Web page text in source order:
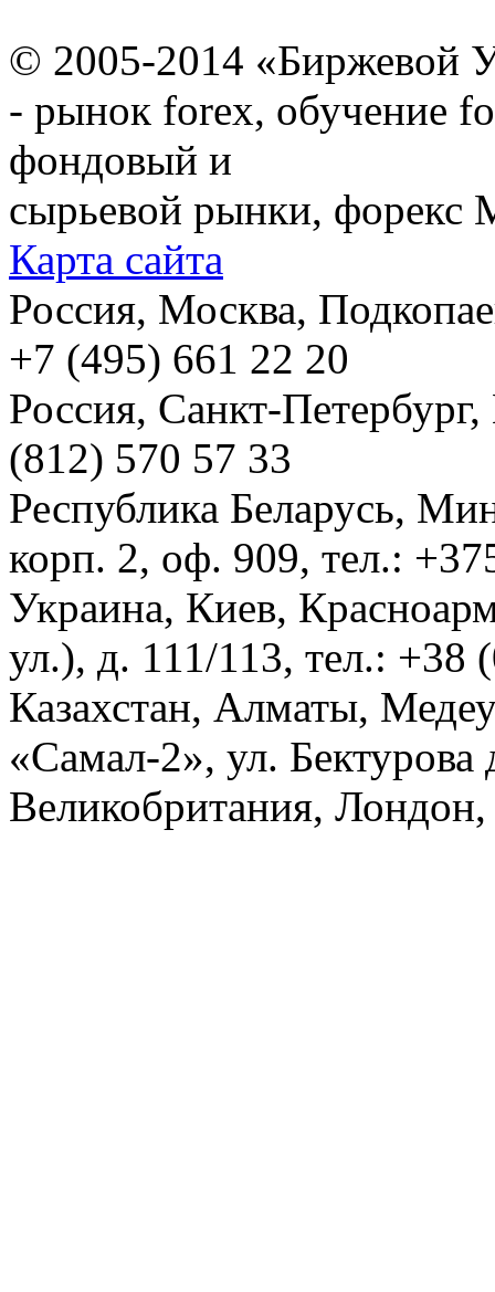
© 2005-2014 «Биржевой
- рынок forex, обучение
фондовый и
сырьевой рынки, форекс
Карта сайта
Россия, Москва,
+7 (495) 661 22 20
Россия, Санкт-
(812) 570 57 33
Республика Беларусь,
корп. 2, оф. 909, тел.:
Украина, Киев,
ул.), д. 111/113, тел.: +38
Казахстан, Алматы,
«Самал-2», ул.
Великобритания,